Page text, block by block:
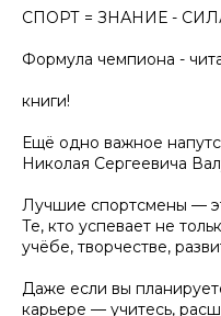
СПОРТ = ЗНАНИЕ -
Формула чемпиона -
книги!
Ещё одно важное
Николая Сергеевича
Лучшие спортсмены —
Те, кто успевает не
учёбе, творчестве,
Даже если вы
карьере — учитесь,